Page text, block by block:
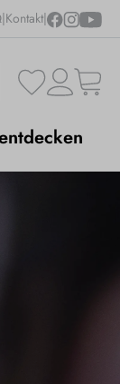
|Kontakt|